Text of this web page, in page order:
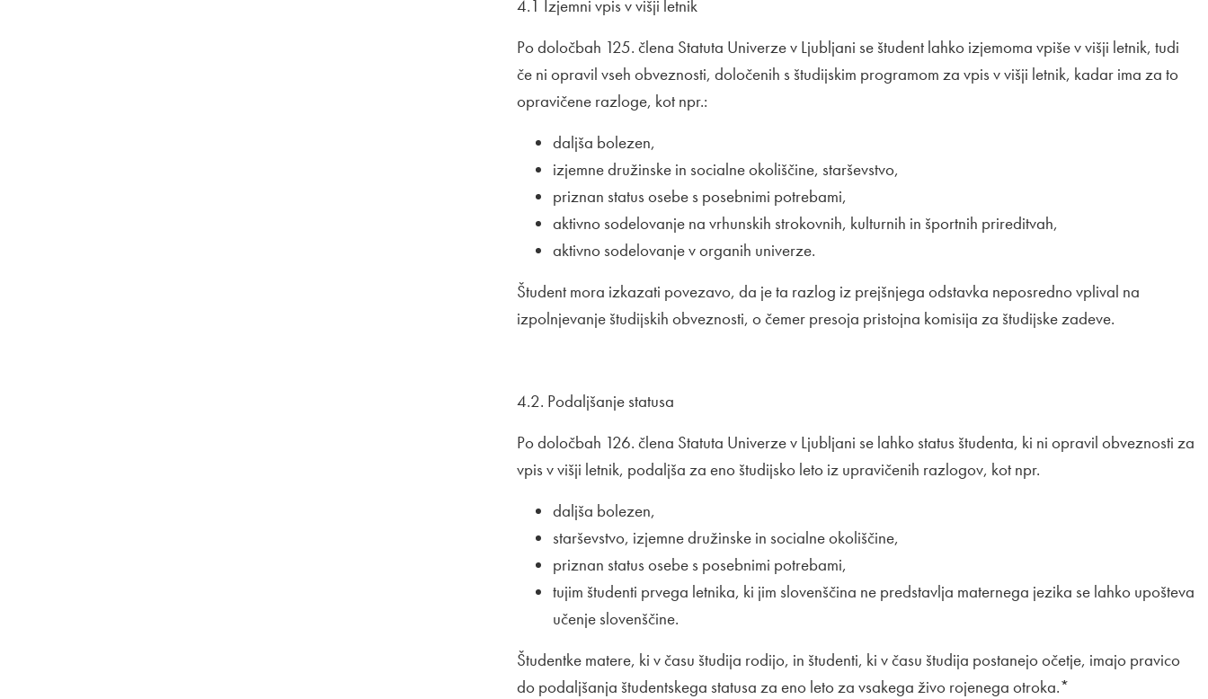
4.1 Izjemni vpis v višji letnik
Po določbah 125. člena Statuta Univerze v Ljubljani se študent lahko izjemoma vpiše v višji letnik, tudi
če ni opravil vseh obveznosti, določenih s študijskim programom za vpis v višji letnik, kadar ima za to
opravičene razloge, kot npr.:
daljša bolezen,
izjemne družinske in socialne okoliščine, starševstvo,
priznan status osebe s posebnimi potrebami,
aktivno sodelovanje na vrhunskih strokovnih, kulturnih in športnih prireditvah,
aktivno sodelovanje v organih univerze.
Študent mora izkazati povezavo, da je ta razlog iz prejšnjega odstavka neposredno vplival na
izpolnjevanje študijskih obveznosti, o čemer presoja pristojna komisija za študijske zadeve.
4.2. Podaljšanje statusa
Po določbah 126. člena Statuta Univerze v Ljubljani se lahko status študenta, ki ni opravil obveznosti za
vpis v višji letnik, podaljša za eno študijsko leto iz upravičenih razlogov, kot npr.
daljša bolezen,
starševstvo, izjemne družinske in socialne okoliščine,
priznan status osebe s posebnimi potrebami,
tujim študenti prvega letnika, ki jim slovenščina ne predstavlja maternega jezika se lahko upošteva
učenje slovenščine.
Študentke matere, ki v času študija rodijo, in študenti, ki v času študija postanejo očetje, imajo pravico
do podaljšanja študentskega statusa za eno leto za vsakega živo rojenega otroka.*